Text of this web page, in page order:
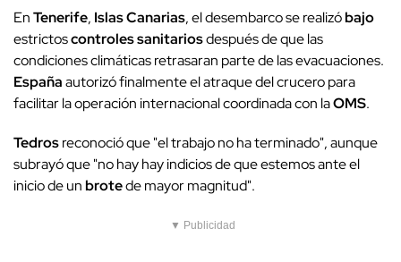
EnTenerife, Islas Canarias, el desembarco se realizóbajo
estrictoscontroles sanitariosdespués de que las
condiciones climáticas retrasaran parte de las evacuaciones.
Españaautorizó finalmente el atraque del crucero para
facilitar la operación internacional coordinada con laOMS.
Tedrosreconoció que "el trabajo no ha terminado", aunque
subrayó que "no hay hay indicios de que estemos ante el
inicio de unbrotede mayor magnitud".
▼ Publicidad